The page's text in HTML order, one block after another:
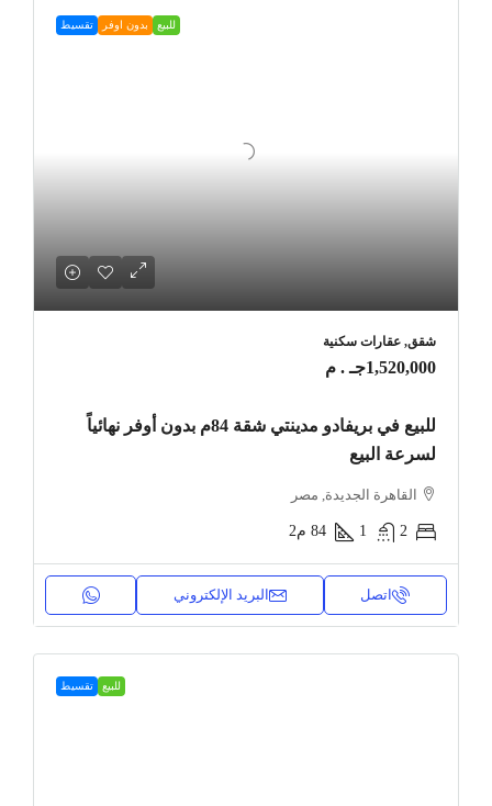
للبيع بدون اوفر تقسيط
شقق, عقارات سكنية
1,520,000جـ . م
للبيع في بريفادو مدينتي شقة 84م بدون أوفر نهائياً
لسرعة البيع
القاهرة الجديدة, مصر
2
1
84 م2
اتصل البريد الإلكتروني
للبيع تقسيط